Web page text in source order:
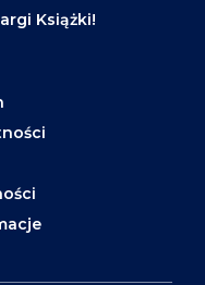
Książki!